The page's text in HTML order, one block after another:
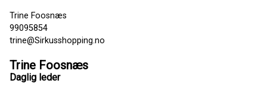
Trine Foosnæs
99095854
trine@Sirkusshopping.no
Trine Foosnæs
Daglig leder